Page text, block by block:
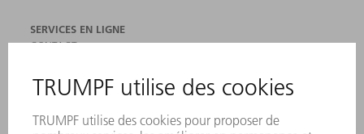
SERVICES EN LIGNE
CONTACT
MANIFESTATIONS ET DATES À RETENIR
INSCRIPTION À LA NEWSLETTER
PRODUITS